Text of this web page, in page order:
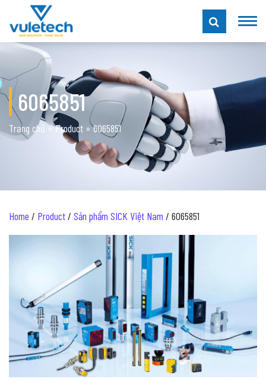
6065851
Trang chủ »Product »6065851
Home / Product/ Sản phẩm SICK Việt Nam / 6065851